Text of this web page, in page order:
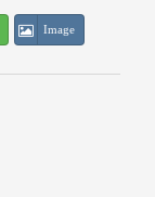
Image